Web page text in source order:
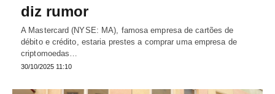
diz rumor
A Mastercard (NYSE: MA), famosa empresa de cartões de
débito e crédito, estaria prestes a comprar uma empresa de
criptomoedas…
30/10/2025 11:10